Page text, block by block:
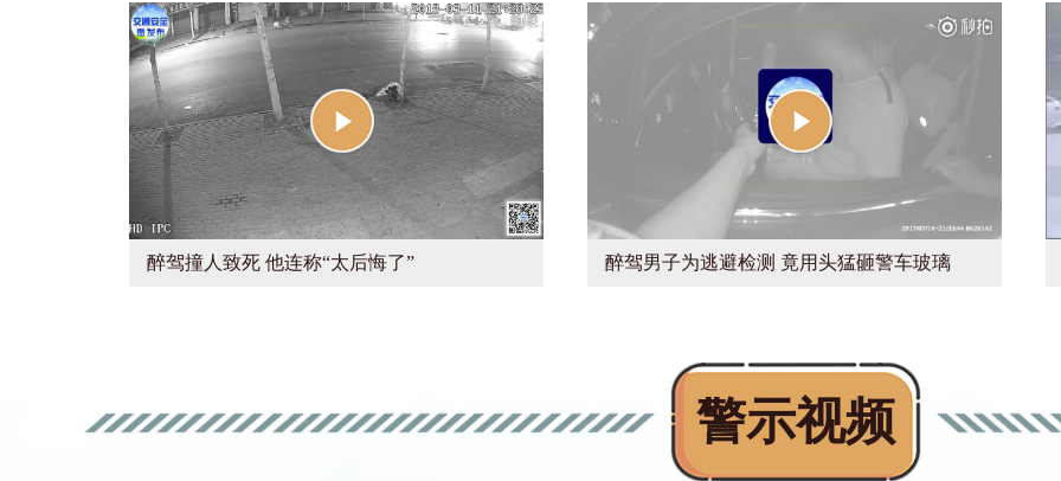
醉驾撞人致死 他连称“太后悔了” 醉驾男子为逃避检测 竟用头猛砸警车玻璃
警示视频